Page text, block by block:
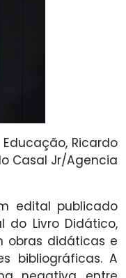
Ricardo
Casal Jr/Agencia
edital publicado
do Livro Didático,
obras didáticas e
bibliográficas. A